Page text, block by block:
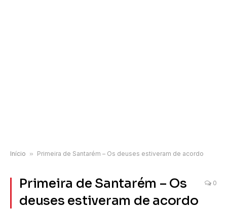
Início » Primeira de Santarém – Os deuses estiveram de acordo
Primeira de Santarém – Os
deuses estiveram de acordo
0